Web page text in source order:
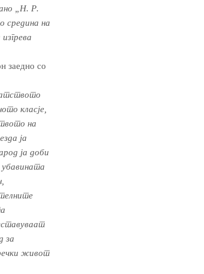
„Н. Р.
средина на
заедно со
класје,
на
ја
ја доби
за
живот